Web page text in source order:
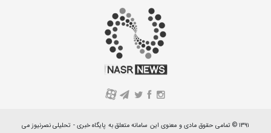
A
۱۳۹۱ © تمامی حقوق مادی و معنوی این سامانه متعلق به پایگاه خبری - تحلیلی نصرنیوز می